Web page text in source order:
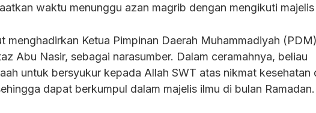
waktu menunggu azan magrib dengan mengikuti majelis
menghadirkan Ketua Pimpinan Daerah Muhammadiyah
Abu Nasir, sebagai narasumber. Dalam ceramahnya, beliau
untuk bersyukur kepada Allah SWT atas nikmat kesehatan
dapat berkumpul dalam majelis ilmu di bulan Ramadan.